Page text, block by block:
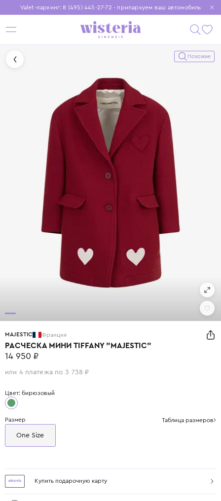
Valet-паркинг: 8 (495) 445-27-72 - припаркуем ваш автомобиль
Бесплатная доставка при заказе от 15 000 ₽
Установите приложение, чтобы покупки были еще удобнее
Похожие
MAJESTIC Франция
РАСЧЕСКА МИНИ TIFFANY "MAJESTIC"
14 950 ₽
или 4 платежа по 3 738 ₽
Цвет: бирюзовый
Размер Таблица размеров
One Size
Купить подарочную карту